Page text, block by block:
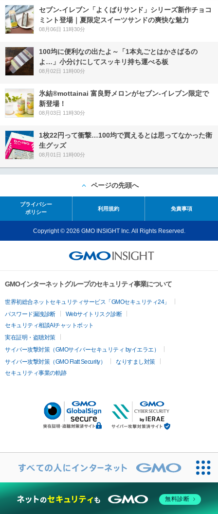
セブン‐イレブン「よくばりサンド」シリーズ新作チョコ
ミント登場｜夏限定スイーツサンドの爽快な魅力
08月06日 11時30分
100均に便利なの出たよ～「1本丸ごとはかさばるの
よ…」小分けにしてスッキリ持ち運べる板
08月02日 11時00分
氷結®mottainai 富良野メロンがセブン‐イレブン限定で
新登場！
08月03日 11時30分
1枚22円って衝撃…100均で買えるとは思ってなかった衛
生グッズ
08月01日 11時00分
ページの先頭へ
プライバシー
ポリシー
利用規約 免責事項
Copyright © 2026 GMO INSIGHT Inc. All Rights Reserved.
GMOインターネットグループのセキュリティ事業について
世界初総合ネットセキュリティサービス「GMOセキュリティ24」
パスワード漏洩診断
Webサイトリスク診断
セキュリティ相談AIチャットボット
実在証明・盗聴対策
サイバー攻撃対策（GMOサイバーセキュリティ byイエラエ）
サイバー攻撃対策（GMO Flatt Security）
なりすまし対策
セキュリティ事業の軌跡
無料診断